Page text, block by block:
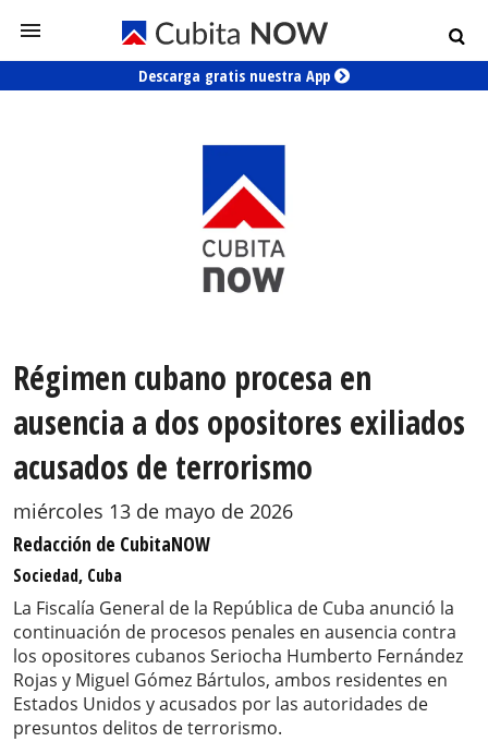
Descarga gratis nuestra App
Régimen cubano procesa en
ausencia a dos opositores exiliados
acusados de terrorismo
miércoles 13 de mayo de 2026
Redacción de CubitaNOW
Sociedad, Cuba
La Fiscalía General de la República de Cuba anunció la
continuación de procesos penales en ausencia contra
los opositores cubanos Seriocha Humberto Fernández
Rojas y Miguel Gómez Bártulos, ambos residentes en
Estados Unidos y acusados por las autoridades de
presuntos delitos de terrorismo.